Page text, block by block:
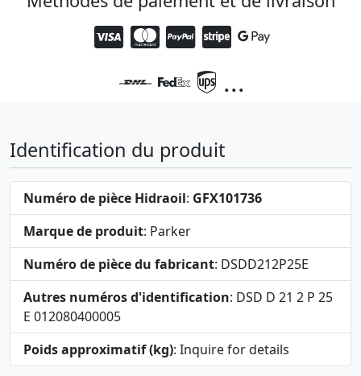
...
Identification du produit
Numéro de pièce Hidraoil: GFX101736
Marque de produit: Parker
Numéro de pièce du fabricant: DSDD212P25E
Autres numéros d'identification: DSD D 21 2 P 25
E 012080400005
Poids approximatif (kg): Inquire for details